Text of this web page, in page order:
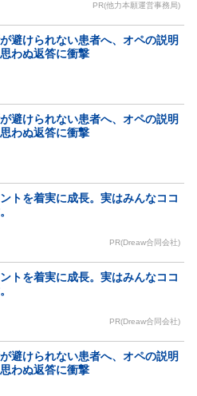
PR(他力本願運営事務局)
避けられない患者へ、オペの説明
わぬ返答に衝撃
避けられない患者へ、オペの説明
わぬ返答に衝撃
トを着実に成長。実はみんなココ
PR(Dreaw合同会社)
トを着実に成長。実はみんなココ
PR(Dreaw合同会社)
避けられない患者へ、オペの説明
わぬ返答に衝撃